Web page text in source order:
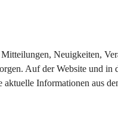
Neuigkeiten,
Auf der Website und in
Informationen aus